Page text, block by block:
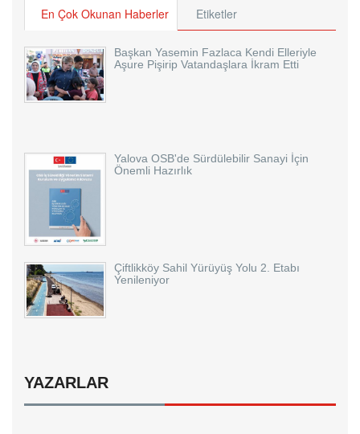
En Çok Okunan Haberler Etiketler
Başkan Yasemin Fazlaca Kendi Elleriyle
Aşure Pişirip Vatandaşlara İkram Etti
Yalova OSB'de Sürdülebilir Sanayi İçin
Önemli Hazırlık
Çiftlikköy Sahil Yürüyüş Yolu 2. Etabı
Yenileniyor
YAZARLAR